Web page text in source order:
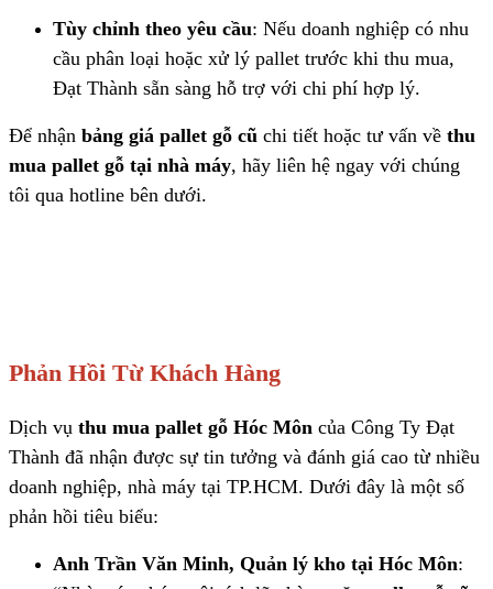
Tùy chỉnh theo yêu cầu: Nếu doanh nghiệp có nhu
cầu phân loại hoặc xử lý pallet trước khi thu mua,
Đạt Thành sẵn sàng hỗ trợ với chi phí hợp lý.
Để nhận bảng giá pallet gỗ cũ chi tiết hoặc tư vấn về thu
mua pallet gỗ tại nhà máy, hãy liên hệ ngay với chúng
tôi qua hotline bên dưới.
Phản Hồi Từ Khách Hàng
Dịch vụ thu mua pallet gỗ Hóc Môn của Công Ty Đạt
Thành đã nhận được sự tin tưởng và đánh giá cao từ nhiều
doanh nghiệp, nhà máy tại TP.HCM. Dưới đây là một số
phản hồi tiêu biểu:
Anh Trần Văn Minh, Quản lý kho tại Hóc Môn: